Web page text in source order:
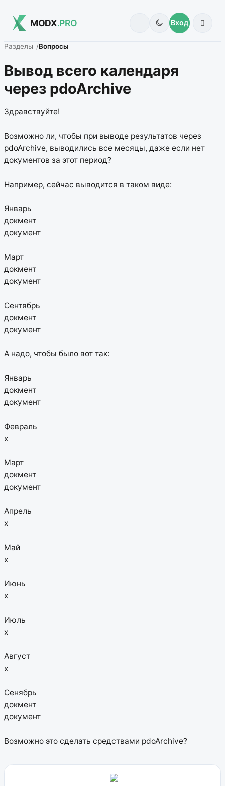
MODX.PRO Вход
Разделы Вопросы
Вывод всего календаря
через pdoArchive
Здравствуйте!
Возможно ли, чтобы при выводе результатов через
pdoArchive, выводились все месяцы, даже если нет
документов за этот период?
Например, сейчас выводится в таком виде:
Январь
докмент
документ
Март
докмент
документ
Сентябрь
докмент
документ
А надо, чтобы было вот так:
Январь
докмент
документ
Февраль
х
Март
докмент
документ
Апрель
х
Май
х
Июнь
х
Июль
х
Август
х
Сенябрь
докмент
документ
Возможно это сделать средствами pdoArchive?